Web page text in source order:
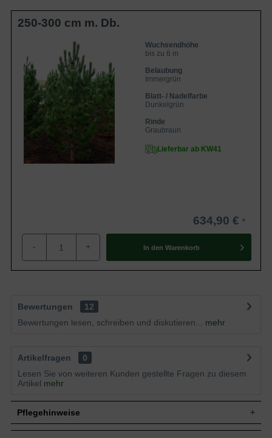
250-300 cm m. Db.
Wuchsendhöhe
bis zu 6 m
Belaubung
Immergrün
Blatt- / Nadelfarbe
Dunkelgrün
Rinde
Graubraun
Lieferbar ab KW41
634,90 €
- + In den Warenkorb
Bewertungen
12
Bewertungen lesen, schreiben und diskutieren...
mehr
Artikelfragen
0
Lesen Sie von weiteren Kunden gestellte Fragen zu diesem
Artikel mehr
Pflegehinweise